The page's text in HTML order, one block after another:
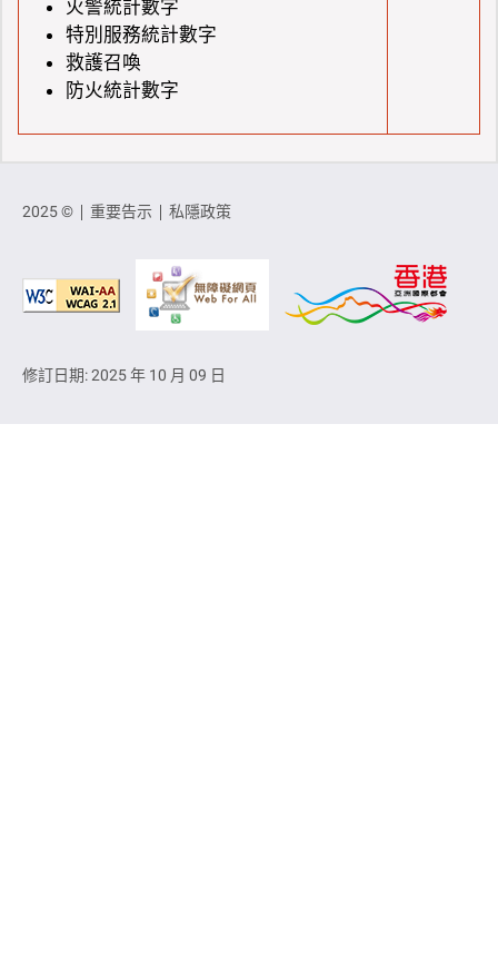
火警統計數字
特別服務統計數字
救護召喚
防火統計數字
2025 © 重要告示 私隱政策
修訂日期: 2025 年 10 月 09 日